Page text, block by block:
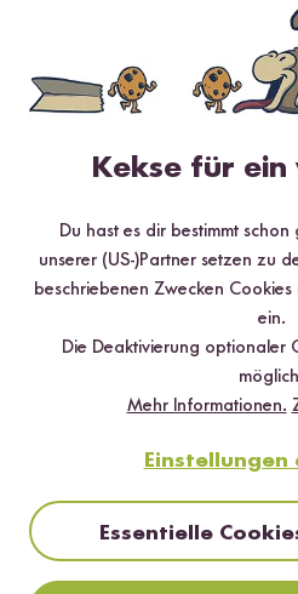
✔️ 25 leckere Rezepte aus unseren
✔️ Inklusive Tipps & Tricks für die
Jetzt
*Das Digitale Rezeptbuch wird dir nach
Mehr Rezepte mit
Kekse für ein
Du hast es dir bestimmt
unserer (US-)Partner setzen zu
beschriebenen Zwecken
ein.
Die Deaktivierung optionaler
Mehr Informationen.
Einstellungen
Essentielle